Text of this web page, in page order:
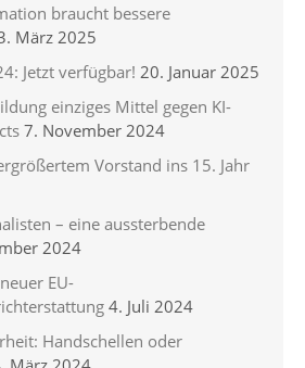
braucht bessere
März 2025
Jetzt verfügbar! 20. Januar 2025
einziges Mittel gegen KI-
7. November 2024
Vorstand ins 15. Jahr
– eine aussterbende
2024
EU-
4. Juli 2024
Handschellen oder